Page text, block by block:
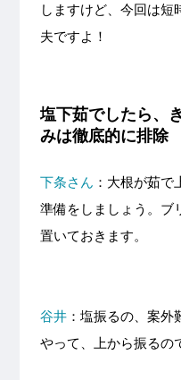
しますけど、今回は短
夫ですよ！
塩下茹でしたら、
みは徹底的に排除
下条さん ：大根が茹
準備をしましょう。ブ
置いておきます。
谷井：塩振るの、案
やって、上から振るの